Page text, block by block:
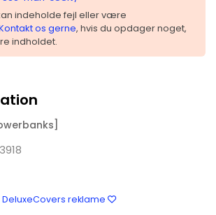
indeholde fejl eller være
os gerne, hvis du opdager noget,
indholdet.
DeluxeCovers reklame